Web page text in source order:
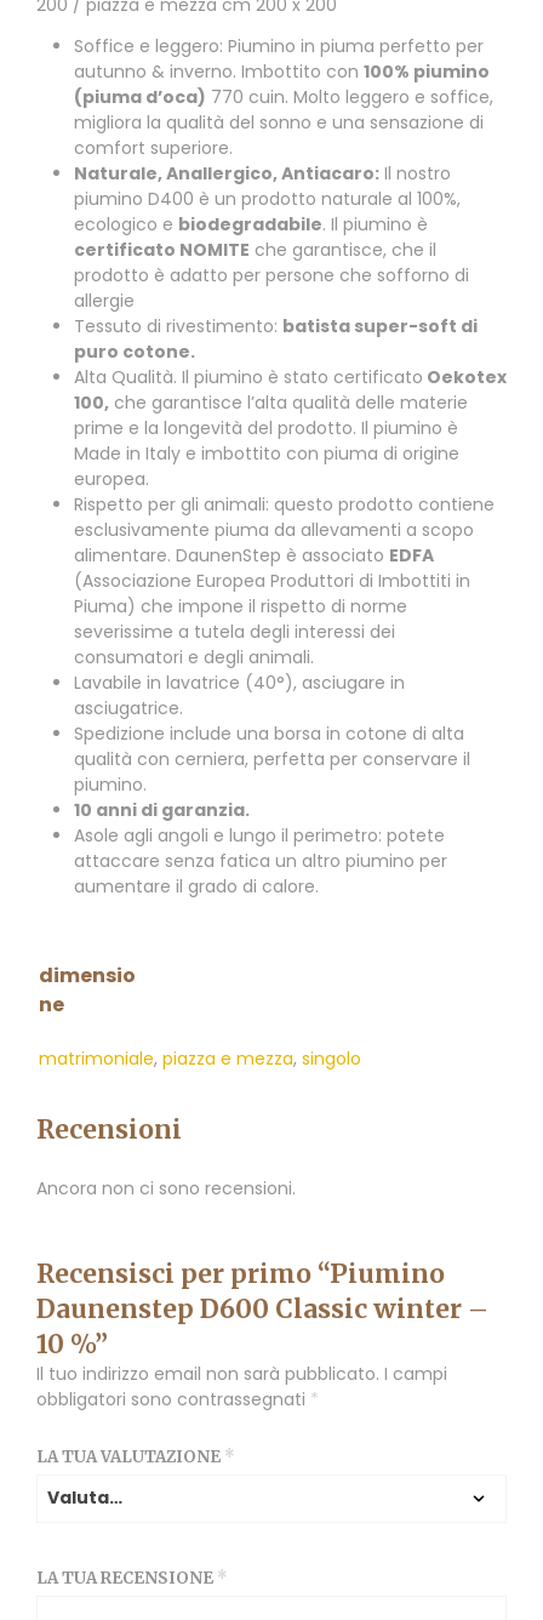
200 / piazza e mezza cm 200 x 200
Soffice e leggero: Piumino in piuma perfetto per
autunno & inverno. Imbottito con 100% piumino
(piuma d’oca) 770 cuin. Molto leggero e soffice,
migliora la qualità del sonno e una sensazione di
comfort superiore.
Naturale, Anallergico, Antiacaro:Il nostro
piumino D400 è un prodotto naturale al 100%,
ecologico e biodegradabile. Il piumino è
certificato NOMITE che garantisce, che il
prodotto è adatto per persone che sofforno di
allergie
Tessuto di rivestimento: batista super-soft di
puro cotone.
Alta Qualità. Il piumino è stato certificato Oekotex
100,che garantisce l’alta qualità delle materie
prime e la longevità del prodotto. Il piumino è
Made in Italy e imbottito con piuma di origine
europea.
Rispetto per gli animali: questo prodotto contiene
esclusivamente piuma da allevamenti a scopo
alimentare. DaunenStep è associato EDFA
(Associazione Europea Produttori di Imbottiti in
Piuma) che impone il rispetto di norme
severissime a tutela degli interessi dei
consumatori e degli animali.
Lavabile in lavatrice (40°), asciugare in
asciugatrice.
Spedizione include una borsa in cotone di alta
qualità con cerniera, perfetta per conservare il
piumino.
10 anni di garanzia.
Asole agli angoli e lungo il perimetro: potete
attaccare senza fatica un altro piumino per
aumentare il grado di calore.
dimensio
ne
matrimoniale, piazza e mezza, singolo
Recensioni
Ancora non ci sono recensioni.
Recensisci per primo “Piumino
Daunenstep D600 Classic winter –
10 %”
Il tuo indirizzo email non sarà pubblicato. I campi
obbligatori sono contrassegnati *
LA TUA VALUTAZIONE *
LA TUA RECENSIONE *